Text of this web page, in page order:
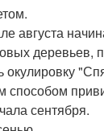
августа
деревьев,
окулировку
способом
сентября.